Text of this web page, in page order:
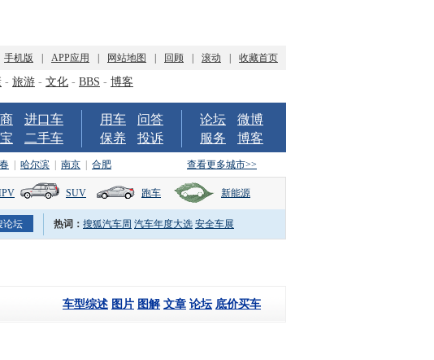
手机版 APP应用 网站地图 回顾 滚动 收藏首页
- 旅游 - 文化 - BBS - 博客
进口车
二手车
用车
问答
保养
投诉
论坛
微博
服务
博客
查看更多城市>>
哈尔滨 南京 合肥
SUV 跑车 新能源
热词： 搜狐汽车周 汽车年度大选 安全车展
车型综述 图片 图解 文章 论坛 底价买车